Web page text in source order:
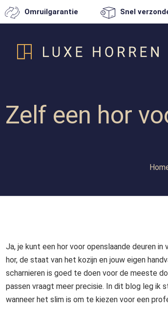
Omruilgarantie Snel
Zelf een hor
Ja, je kunt een hor voor openslaande deuren
hor, de staat van het kozijn en jouw eigen
scharnieren is goed te doen voor de meeste
passen vraagt meer precisie. In dit blog leg
wanneer het slim is om te kiezen voor een